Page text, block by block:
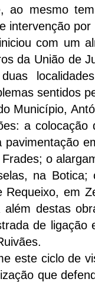
ao mesmo
intervenção
com um
da União de
sentidos
Município,
a
pavimentação
o
na
Requeixo, em
além destas
de ligação
este ciclo de
que